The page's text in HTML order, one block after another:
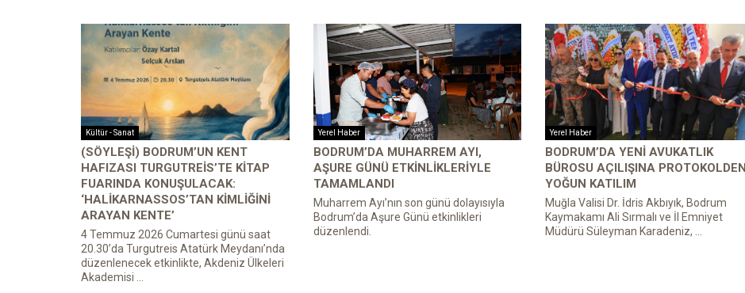
Kültür - Sanat
(SÖYLEŞI) BODRUM’UN KENT
HAFIZASI TURGUTREIS’TE KITAP
FUARINDA KONUŞULACAK:
‘HALIKARNASSOS’TAN KIMLIĞINI
ARAYAN KENTE’
4 Temmuz 2026 Cumartesi günü saat
20.30’da Turgutreis Atatürk Meydanı’nda
düzenlenecek etkinlikte, Akdeniz Ülkeleri
Akademisi ...
Yerel Haber
BODRUM’DA MUHARREM AYI,
AŞURE GÜNÜ ETKINLIKLERIYLE
TAMAMLANDI
Muharrem Ayı’nın son günü dolayısıyla
Bodrum’da Aşure Günü etkinlikleri
düzenlendi.
Yerel Haber
BODRUM’DA YENI AVUKATLIK
BÜROSU AÇILIŞINA PROTOKOLDEN
YOĞUN KATILIM
Muğla Valisi Dr. İdris Akbıyık, Bodrum
Kaymakamı Ali Sırmalı ve İl Emniyet
Müdürü Süleyman Karadeniz, ...